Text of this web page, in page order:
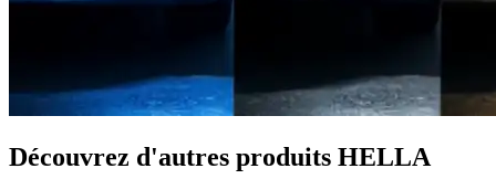
Découvrez d'autres produits HELLA